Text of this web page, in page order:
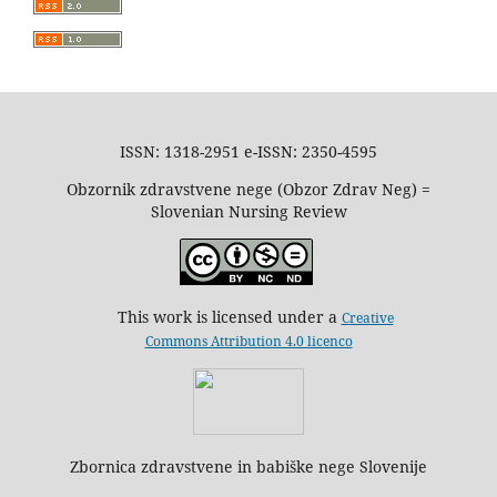
ISSN: 1318-2951 e-ISSN: 2350-4595
Obzornik zdravstvene nege (Obzor Zdrav Neg) =
Slovenian Nursing Review
This work is licensed under a Creative
Commons Attribution 4.0 licenco
Zbornica zdravstvene in babiške nege Slovenije